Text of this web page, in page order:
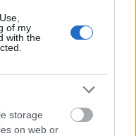
of my
with the
storage
on web or
- Στόχος η
9